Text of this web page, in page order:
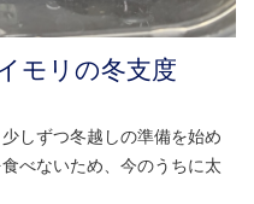
モリの冬支度
しずつ冬越しの準備を始め
べないため、今のうちに太